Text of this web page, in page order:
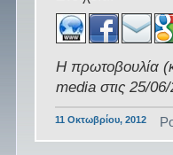
Η πρωτοβουλία
media στις 25/06/
11 Οκτωβρίου, 2012